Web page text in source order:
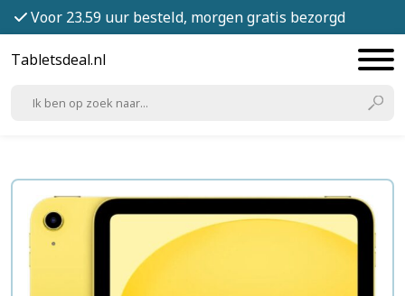
Voor 23.59 uur besteld, morgen gratis bezorgd
Tabletsdeal.nl